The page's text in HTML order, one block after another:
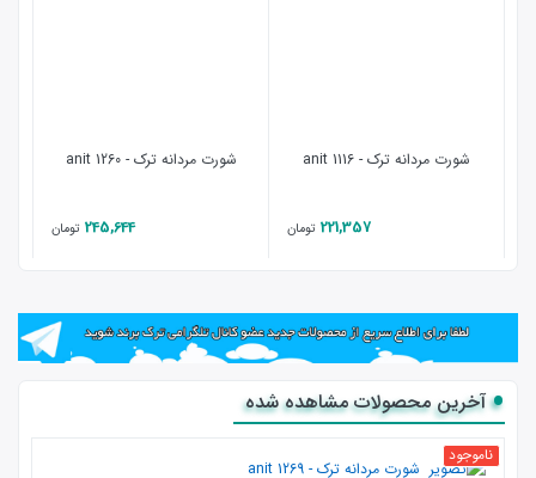
شورت مردانه ترک - anit 1116
221,357 تومان
شورت مردانه ترک - anit 1260
245,644 تومان
آخرین محصولات مشاهده شده
ناموجود